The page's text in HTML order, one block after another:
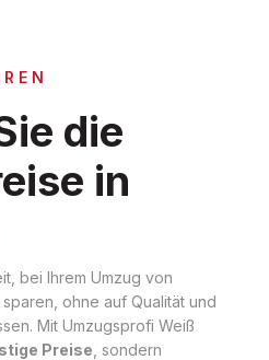
die
in
bei Ihrem Umzug von
ohne auf Qualität und
Mit Umzugsprofi Weiß
Preise , sondern